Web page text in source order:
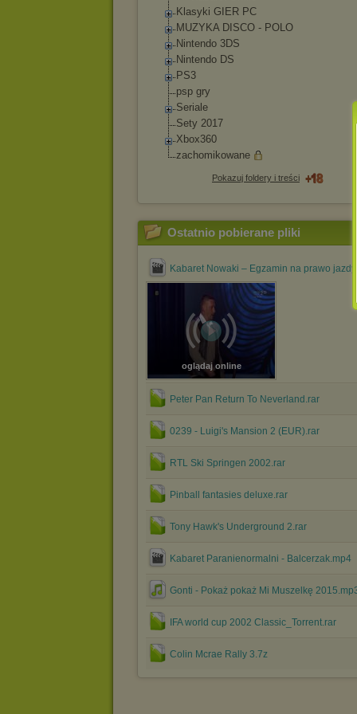
Klasyki GIER PC
MUZYKA DISCO - POLO
Nintendo 3DS
Nintendo DS
PS3
psp gry
Seriale
Sety 2017
Xbox360
zachomikowane
Pokazuj foldery i treści
Ostatnio pobierane pliki
Kabaret Nowaki – Egzamin na prawo
oglądaj online
Peter Pan Return To Neverland.rar
0239 - Luigi's Mansion 2 (EUR).rar
RTL Ski Springen 2002.rar
Pinball fantasies deluxe.rar
Tony Hawk's Underground 2.rar
Kabaret Paranienormalni - Balcerzak.mp4
Gonti - Pokaż pokaż Mi Muszelkę
IFA world cup 2002 Classic_Torrent.rar
Colin Mcrae Rally 3.7z